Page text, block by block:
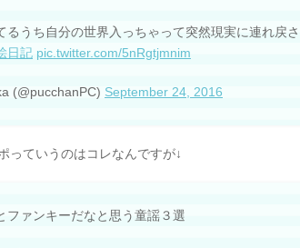
るうち自分の世界入っちゃって突然現実に連れ戻
日記 pic.twitter.com/5nRgtjmnim
(@pucchanPC) September 24, 2016
っていうのはコレなんですが↓
ファンキーだなと思う童謡３選